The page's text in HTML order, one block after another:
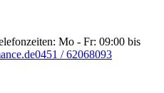
Mo - Fr: 09:00 bis
0451 / 62068093